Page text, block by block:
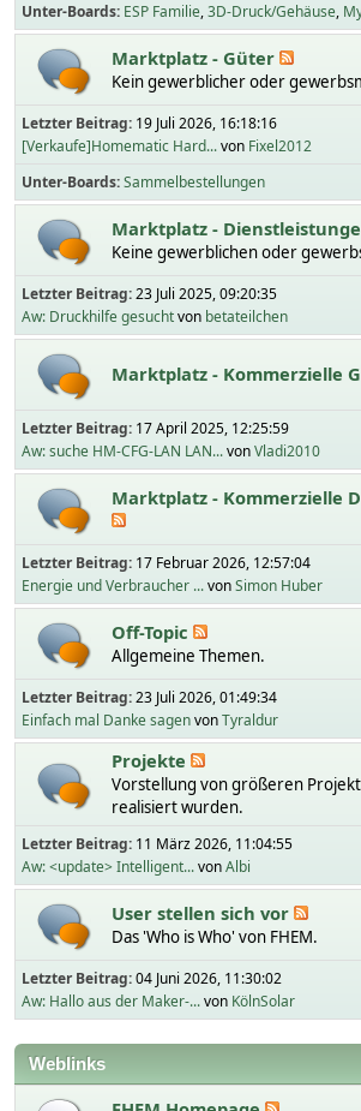
Unter-Boards ESP Familie 3D-Druck/Gehäuse
Marktplatz - Güter
Kein gewerblicher oder
Letzter Beitrag: 19 Juli 2026, 16:18:16
[Verkaufe]Homematic Hard...von Fixel2012
Unter-Boards Sammelbestellungen
Marktplatz -
Keine gewerblichen oder
Letzter Beitrag:23 Juli 2025, 09:20:35
Aw: Druckhilfe gesuchtvon betateilchen
Marktplatz - Kommerzielle
Letzter Beitrag: 17 April 2025, 12:25:59
Aw: suche HM-CFG-LAN LAN...vonVladi2010
Marktplatz - Kommerzielle
Letzter Beitrag: 17 Februar 2026, 12:57:04
Energie und Verbraucher ...vonSimon Huber
Off-Topic
Allgemeine Themen.
Letzter Beitrag:23 Juli 2026, 01:49:34
Einfach mal Danke sagenvonTyraldur
Projekte
Vorstellung von größeren
realisiert wurden.
Letzter Beitrag: 11 März 2026, 11:04:55
Aw: <update> Intelligent...vonAlbi
User stellen sich vor
Das 'Who is Who' von FHEM.
Letzter Beitrag:04 Juni 2026, 11:30:02
Aw: Hallo aus der Maker-...von KölnSolar
Weblinks